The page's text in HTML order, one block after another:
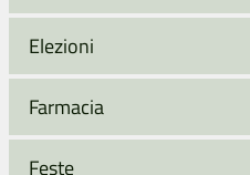
Elezioni
Farmacia
Feste